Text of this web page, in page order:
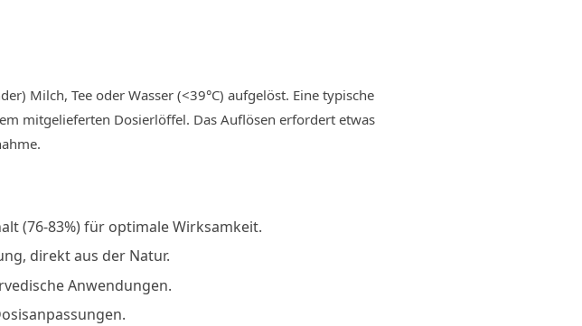
Milch, Tee oder Wasser (<39°C) aufgelöst. Eine typische
mitgelieferten Dosierlöffel. Das Auflösen erfordert etwas
(76-83%) für optimale Wirksamkeit.
direkt aus der Natur.
Anwendungen.